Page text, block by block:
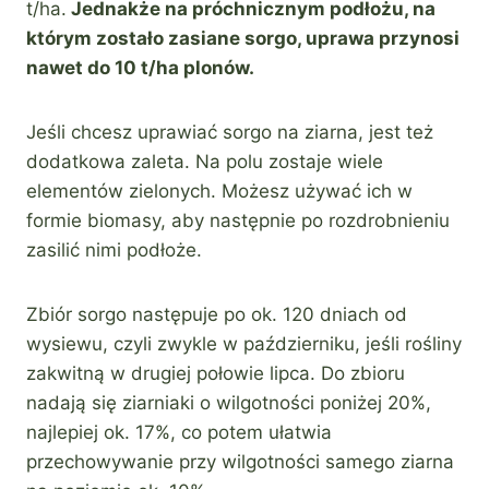
t/ha. Jednakże na próchnicznym podłożu, na
którym zostało zasiane sorgo, uprawa przynosi
nawet do 10 t/ha plonów.
Jeśli chcesz uprawiać sorgo na ziarna, jest też
dodatkowa zaleta. Na polu zostaje wiele
elementów zielonych. Możesz używać ich w
formie biomasy, aby następnie po rozdrobnieniu
zasilić nimi podłoże.
Zbiór sorgo następuje po ok. 120 dniach od
wysiewu, czyli zwykle w październiku, jeśli rośliny
zakwitną w drugiej połowie lipca. Do zbioru
nadają się ziarniaki o wilgotności poniżej 20%,
najlepiej ok. 17%, co potem ułatwia
przechowywanie przy wilgotności samego ziarna